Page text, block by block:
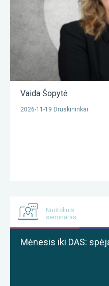
Vaida Šopytė
2026-11-19 Druskininkai
Nuotolinis
seminaras
Mėnesis iki DAS: